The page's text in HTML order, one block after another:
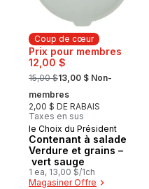
Coup de cœur
Prix pour membres
12,00 $
, formerly:
15,00 $13,00 $ Non-
membres
2,00 $ DE RABAIS
Taxes en sus
Coup de cœur
le Choix du Président
Contenant à salade
Verdure et grains –
vert sauge
1 ea, 13,00 $/1ch
Magasiner Offre